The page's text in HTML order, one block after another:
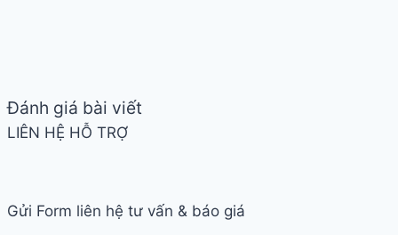
Đánh giá bài viết
LIÊN HỆ HỖ TRỢ
Gửi Form liên hệ tư vấn & báo giá